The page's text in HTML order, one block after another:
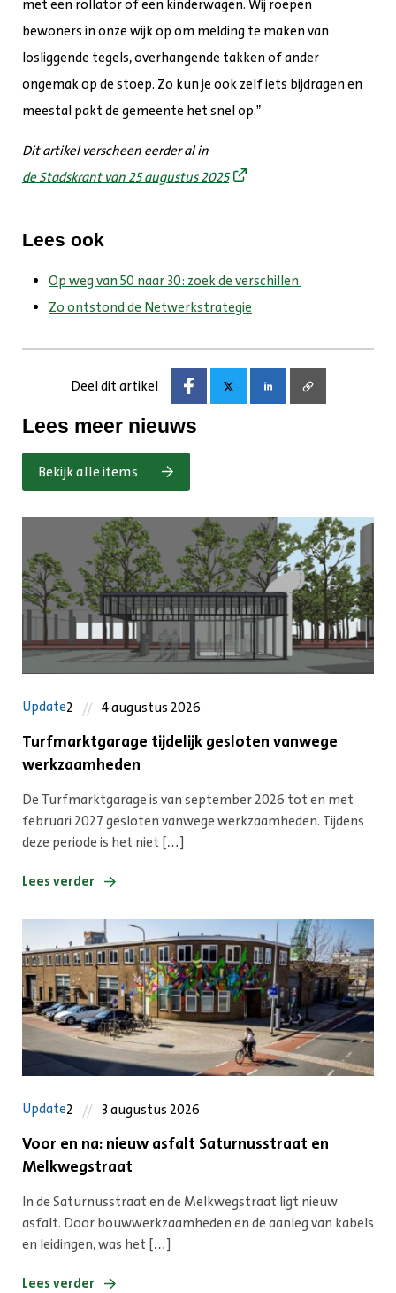
met een rollator of een kinderwagen. Wij roepen
bewoners in onze wijk op om melding te maken van
losliggende tegels, overhangende takken of ander
ongemak op de stoep. Zo kun je ook zelf iets bijdragen en
meestal pakt de gemeente het snel op.”
Dit artikel verscheen eerder al in
de Stadskrant van 25 augustus 2025
Lees ook
Op weg van 50 naar 30: zoek de verschillen
Zo ontstond de Netwerkstrategie
Deel dit artikel
Lees meer nieuws
Bekijk alle items
Update2 4 augustus 2026
Turfmarktgarage tijdelijk gesloten vanwege
werkzaamheden
De Turfmarktgarage is van september 2026 tot en met
februari 2027 gesloten vanwege werkzaamheden. Tijdens
deze periode is het niet […]
Lees verder
Update2 3 augustus 2026
Voor en na: nieuw asfalt Saturnusstraat en
Melkwegstraat
In de Saturnusstraat en de Melkwegstraat ligt nieuw
asfalt. Door bouwwerkzaamheden en de aanleg van kabels
en leidingen, was het […]
Lees verder